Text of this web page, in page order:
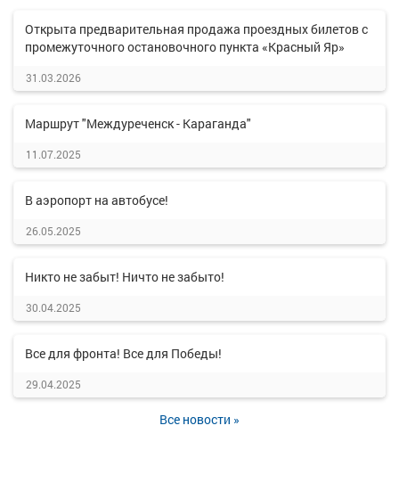
Открыта предварительная продажа проездных билетов с
промежуточного остановочного пункта «Красный Яр»
31.03.2026
Маршрут "Междуреченск - Караганда"
11.07.2025
В аэропорт на автобусе!
26.05.2025
Никто не забыт! Ничто не забыто!
30.04.2025
Все для фронта! Все для Победы!
29.04.2025
Все новости »